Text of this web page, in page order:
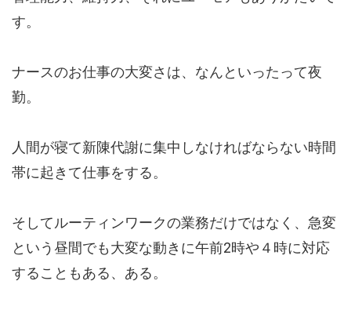
す。
ナースのお仕事の大変さは、なんといったって夜
勤。
人間が寝て新陳代謝に集中しなければならない時間
帯に起きて仕事をする。
そしてルーティンワークの業務だけではなく、急変
という昼間でも大変な動きに午前2時や４時に対応
することもある、ある。